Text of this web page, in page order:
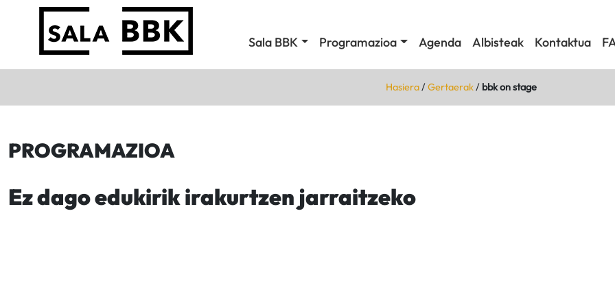
Sala BBK Programazioa Agenda Albisteak Kontaktua
Hasiera/Gertaerak/ bbk on stage
PROGRAMAZIOA
Ez dago edukirik irakurtzen jarraitzeko